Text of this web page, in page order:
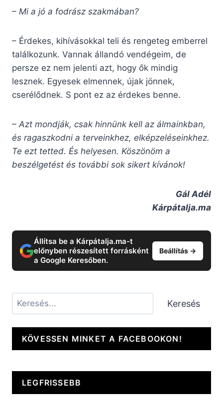
– Mi a jó a fodrász szakmában?
– Érdekes, kihívásokkal teli és rengeteg emberrel
találkozunk. Vannak állandó vendégeim, de
persze ez nem jelenti azt, hogy ők mindig
lesznek. Egyesek elmennek, újak jönnek,
cserélődnek. S pont ez az érdekes benne.
– Azt mondják, csak hinnünk kell az álmainkban,
és ragaszkodni a terveinkhez, elképzeléseinkhez.
Te ezt tetted. És helyesen. Köszönöm a
beszélgetést és további sok sikert kívánok!
Gál Adél
Kárpátalja.ma
Állítsa be a Kárpátalja.ma-t
előnyben részesített forrásként
a Google Keresőben.
Beállítás →
Keresés Keresés
KÖVESSEN MINKET A FACEBOOKON!
LEGFRISSEBB